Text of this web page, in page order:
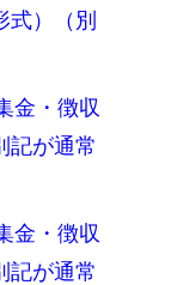
式）（別
金・徴収
記が通常
金・徴収
記が通常